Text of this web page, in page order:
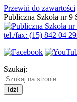
Przewiń do zawartości
Publiczna Szkoła nr 9
tel./fax: (15) 842 04 29
Szukaj: